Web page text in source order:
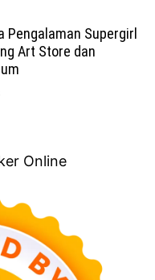
Pengalaman Supergirl
Art Store dan
Online